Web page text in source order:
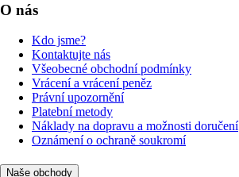
O nás
Kdo jsme?
Kontaktujte nás
Všeobecné obchodní podmínky
Vrácení a vrácení peněz
Právní upozornění
Platební metody
Náklady na dopravu a možnosti doručení
Oznámení o ochraně soukromí
Naše obchody